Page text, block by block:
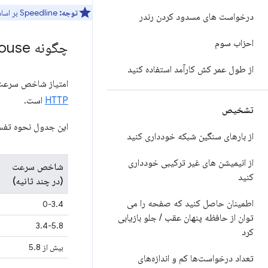
درخواست های مسدود کردن رندر
احزاب سوم
از طول عمر کش کارآمد استفاده کنید
تشخیص
از بارهای سنگین شبکه خودداری کنید
از انیمیشن های غیر ترکیبی خودداری
کنید
اطمینان حاصل کنید که صفحه را می
توان از حافظه پنهان عقب / جلو بازیابی
کرد
تعداد درخواست‌ها کم و اندازه‌های
توجه:
چگونه Lighthouse امتیاز شاخص سرعت شما را تعیین می کند
امتیاز شاخص
HTTP است.
این جدول نحوه
شاخص سرعت
(در چند ثانیه)
0-3.4
3.4-5.8
بیش از 5.8